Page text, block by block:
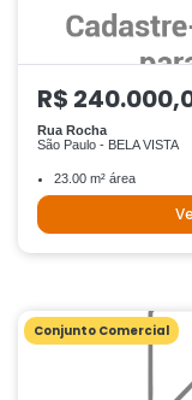
R$
Rua Rocha
São Paulo - BELA VISTA
23.00 m² área
Conjunto Comercial